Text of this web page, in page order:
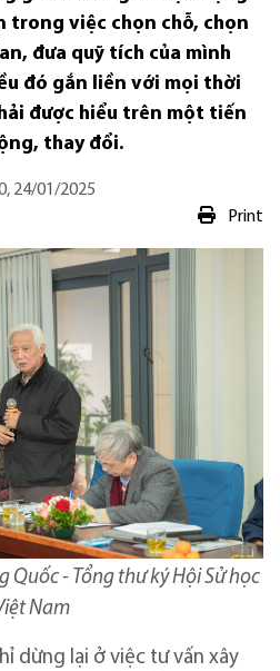
trong việc chọn chỗ, chọn
đưa quỹ tích của mình
đó gắn liền với mọi thời
được hiểu trên một tiến
thay đổi.
24/01/2025
Print
Quốc - Tổng thư ký Hội Sử học
Nam
dừng lại ở việc tư vấn xây